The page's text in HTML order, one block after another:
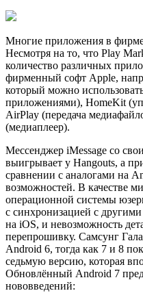
Многие приложения в
Несмотря на то, что Play
количество различных
фирменный софт Apple,
который можно
приложениями), HomeKit
AirPlay (передача
(медиаплеер).
Мессенджер iMessage со
выигрывает у Hangouts, а
сравнении с аналогами на
возможностей. В качестве
операционной системы
с синхронизацией с
на iOS, и невозможность
перепрошивку. Самсунг
Android 6, тогда как 7 и 8
седьмую версию, которая
Обновлённый Android 7
нововведений: